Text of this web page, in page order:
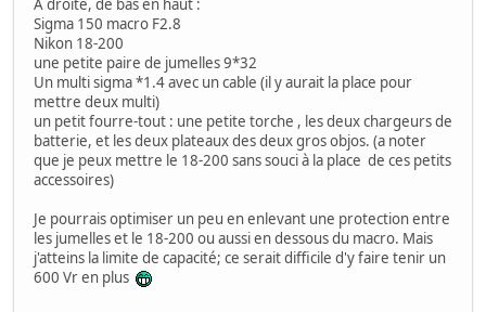
A droite, de bas en haut :
Sigma 150 macro F2.8
Nikon 18-200
une petite paire de jumelles 9*32
Un multi sigma *1.4 avec un cable (il y aurait la place pour
mettre deux multi)
un petit fourre-tout : une petite torche , les deux chargeurs de
batterie, et les deux plateaux des deux gros objos. (a noter
que je peux mettre le 18-200 sans souci à la place de ces petits
accessoires)
Je pourrais optimiser un peu en enlevant une protection entre
les jumelles et le 18-200 ou aussi en dessous du macro. Mais
j'atteins la limite de capacité; ce serait difficile d'y faire tenir un
600 Vr en plus